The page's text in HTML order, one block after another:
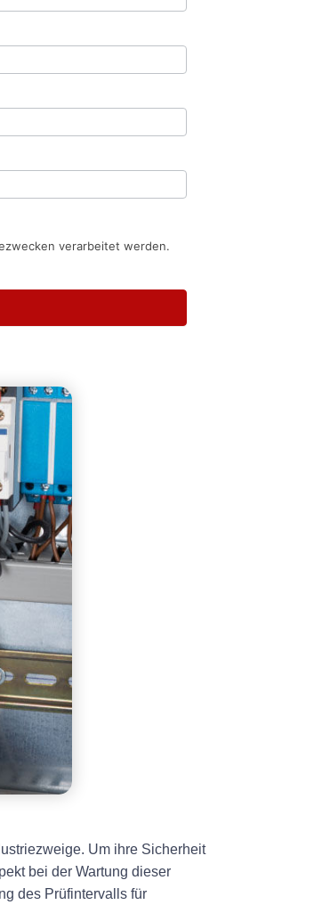
verarbeitet werden.
Um ihre Sicherheit
bei der Wartung dieser
des Prüfintervalls für